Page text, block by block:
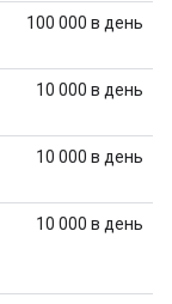
100 000 в день
10 000 в день
10 000 в день
10 000 в день